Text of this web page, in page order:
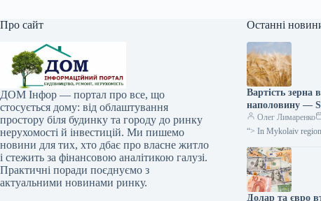
Про сайт
ДОМ Інфор — портал про все, що
стосується дому: від облаштування
простору біля будинку та городу до ринку
нерухомості й інвестицій. Ми пишемо
новини для тих, хто дбає про власне житло
і стежить за фінансовою аналітикою галузі.
Практичні поради поєднуємо з
актуальними новинами ринку.
Останні
Вартість зерна
наполовину —
Олег Лимаренко
“> In Mykolaiv
Долар та євро